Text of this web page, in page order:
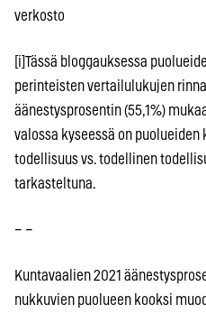
verkosto
[i]Tässä bloggauksessa
perinteisten vertailulukujen
äänestysprosentin (55,1%)
valossa kyseessä on
todellisuus vs. todellinen
tarkasteltuna.
– –
Kuntavaalien 2021
nukkuvien puolueen kooksi